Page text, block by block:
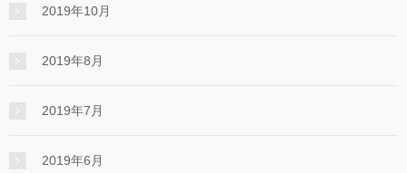
2019年10月
2019年8月
2019年7月
2019年6月